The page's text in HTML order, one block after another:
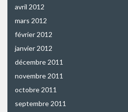
avril 2012
mars 2012
février 2012
janvier 2012
décembre 2011
novembre 2011
octobre 2011
septembre 2011